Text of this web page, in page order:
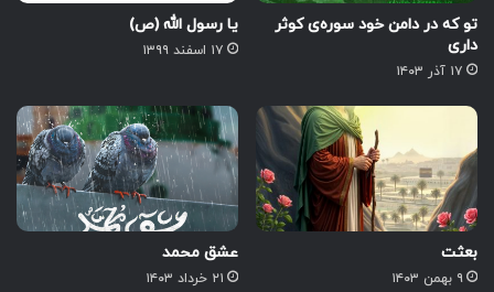
تو که در دامن خود سوره‌ی کوثر
داری
۱۷ آذر ۱۴۰۳
یا رسول الله (ص)
۱۷ اسفند ۱۳۹۹
بعثت
۹ بهمن ۱۴۰۳
عشق محمد
۲۱ خرداد ۱۴۰۳